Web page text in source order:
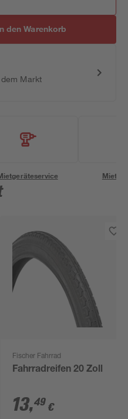
den Warenkorb
dem Markt
Fischer Fahrrad
Fahrradreifen 20 Zoll
13,49 €